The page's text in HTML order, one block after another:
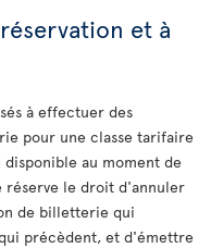
et à
à effectuer des
pour une classe tarifaire
au moment de
réserve le droit d'annuler
de billetterie qui
précèdent, et d'émettre